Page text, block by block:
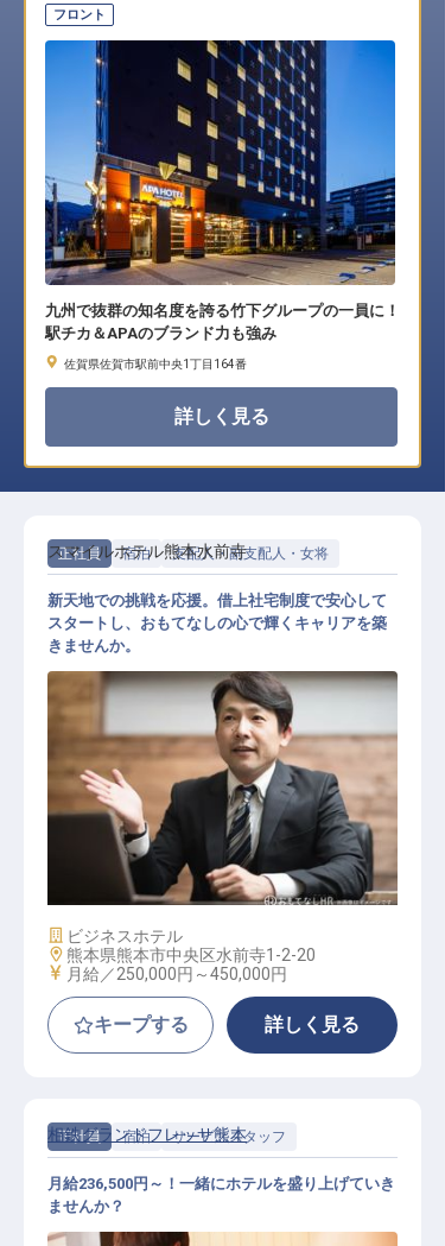
無料
採用をお考えの企業様へ
フロント
九州で抜群の知名度を誇る竹下グループの一員に！
駅チカ＆APAのブランド力も強み
佐賀県佐賀市駅前中央1丁目164番
詳しく見る
正社員 宿泊 支配人・副支配人・女将
ホテル副支配人・マネージャー候補
スマイルホテル熊本水前寺
新天地での挑戦を応援。借上社宅制度で安心して
スタートし、おもてなしの心で輝くキャリアを築
きませんか。
施設業態
ビジネスホテル
勤務地
熊本県熊本市中央区水前寺1-2-20
給与
月給／250,000円～450,000円
キープする 詳しく見る
正社員 宿泊 サービススタッフ
相鉄グランドフレッサ熊本
月給236,500円～！一緒にホテルを盛り上げていき
ませんか？